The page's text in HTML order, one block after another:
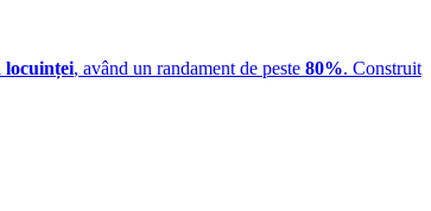
locuinței, având un randament de peste 80%. Construit